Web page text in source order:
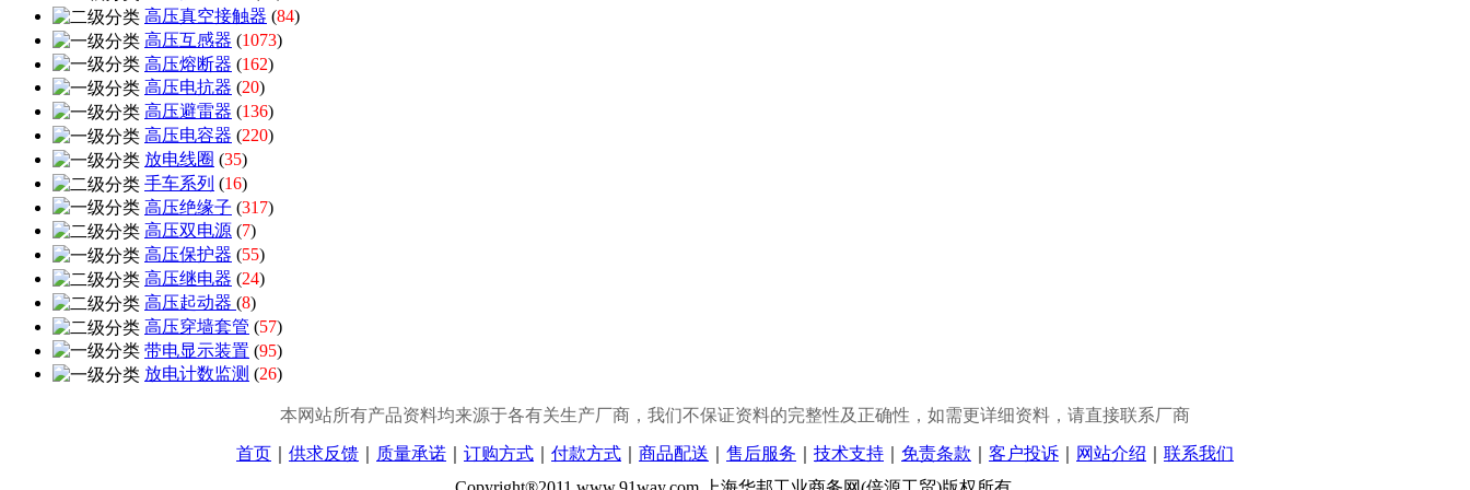
高压真空接触器 (84)
高压互感器 (1073)
高压熔断器 (162)
高压电抗器 (20)
高压避雷器 (136)
高压电容器 (220)
放电线圈 (35)
手车系列 (16)
高压绝缘子 (317)
高压双电源 (7)
高压保护器 (55)
高压继电器 (24)
高压起动器 (8)
高压穿墙套管 (57)
带电显示装置 (95)
放电计数监测 (26)
本网站所有产品资料均来源于各有关生产厂商，我们不保证资料的完整性及正确性，如需更详细资料，请直接联系厂商
首页 供求反馈 质量承诺 订购方式 付款方式 商品配送 售后服务 技术支持 免责条款 客户投诉 网站介绍
联系我们